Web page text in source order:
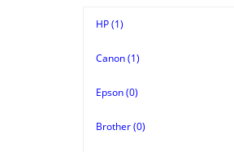
HP (1)
Canon (1)
Epson (0)
Brother (0)